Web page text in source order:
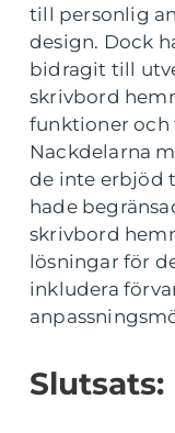
till personlig
design. Dock
bidragit till
skrivbord
funktioner
Nackdelarna
de inte erbjöd
hade
skrivbord
lösningar för
inkludera
Slutsats: